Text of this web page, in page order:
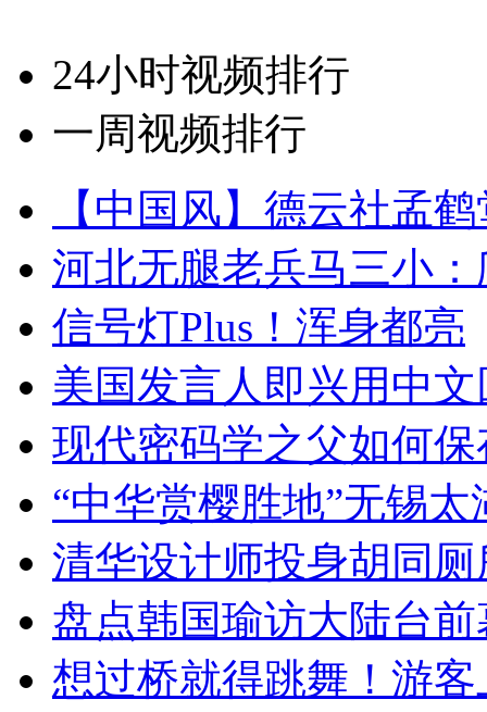
24小时视频排行
一周视频排行
【中国风】德云社孟
河北无腿老兵马三小
信号灯Plus！浑身都亮
美国发言人即兴用中
现代密码学之父如何
“中华赏樱胜地”无锡
清华设计师投身胡同
盘点韩国瑜访大陆台
想过桥就得跳舞！游客